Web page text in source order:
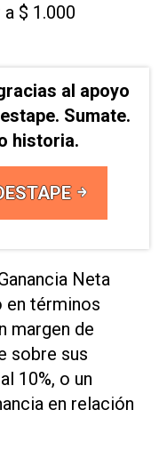
$ 1.000
al apoyo
Sumate.
historia.
Neta
en términos
margen de
sobre sus
10%, o un
en relación